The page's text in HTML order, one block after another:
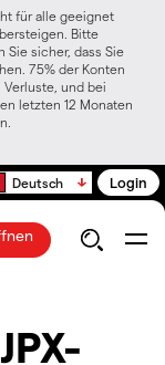
für alle geeignet
Bitte
Sie sicher, dass Sie
75% der Konten
und bei
letzten 12 Monaten
Deutsch Login